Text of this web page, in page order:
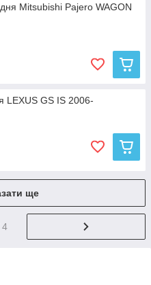
Mitsubishi Pajero WAGON
LEXUS GS IS 2006-
ще
4